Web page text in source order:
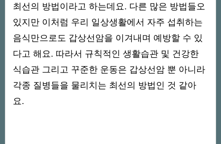
최선의 방법이라고 하는데요. 다른 많은 방법들오
있지만 이처럼 우리 일상생활에서 자주 섭취하는
음식만으로도 갑상선암을 이겨내며 예방할 수 있
다고 해요. 따라서 규칙적인 생활습관 및 건강한
식습관 그리고 꾸준한 운동은 갑상선암 뿐 아니라
각종 질병들을 물리치는 최선의 방법인 것 같아
요.